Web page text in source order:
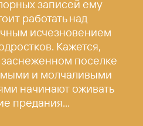
записей ему
работать над
исчезновением
Кажется,
заснеженном поселке
и молчаливыми
начинают оживать
предания...